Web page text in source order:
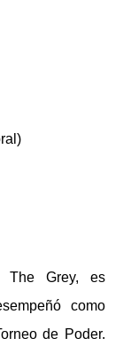
The Grey, es
como
de Poder.